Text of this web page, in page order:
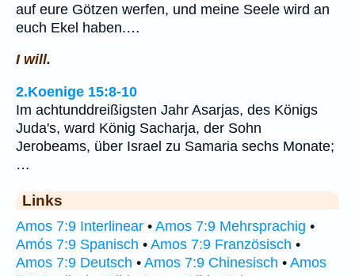
auf eure Götzen werfen, und meine Seele wird an
euch Ekel haben.…
I will.
2.Koenige 15:8-10
Im achtunddreißigsten Jahr Asarjas, des Königs
Juda's, ward König Sacharja, der Sohn
Jerobeams, über Israel zu Samaria sechs Monate;
…
Links
Amos 7:9 Interlinear • Amos 7:9 Mehrsprachig •
Amós 7:9 Spanisch • Amos 7:9 Französisch •
Amos 7:9 Deutsch • Amos 7:9 Chinesisch • Amos